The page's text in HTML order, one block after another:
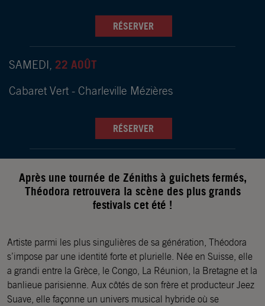
RÉSERVER
SAMEDI, 22 AOÛT
Cabaret Vert - Charleville Mézières
RÉSERVER
Après une tournée de Zéniths à guichets fermés,
Théodora retrouvera la scène des plus grands
festivals cet été !
Artiste parmi les plus singulières de sa génération, Théodora
s’impose par une identité forte et plurielle. Née en Suisse, elle
a grandi entre la Grèce, le Congo, La Réunion, la Bretagne et la
banlieue parisienne. Aux côtés de son frère et producteur Jeez
Suave, elle façonne un univers musical hybride où se